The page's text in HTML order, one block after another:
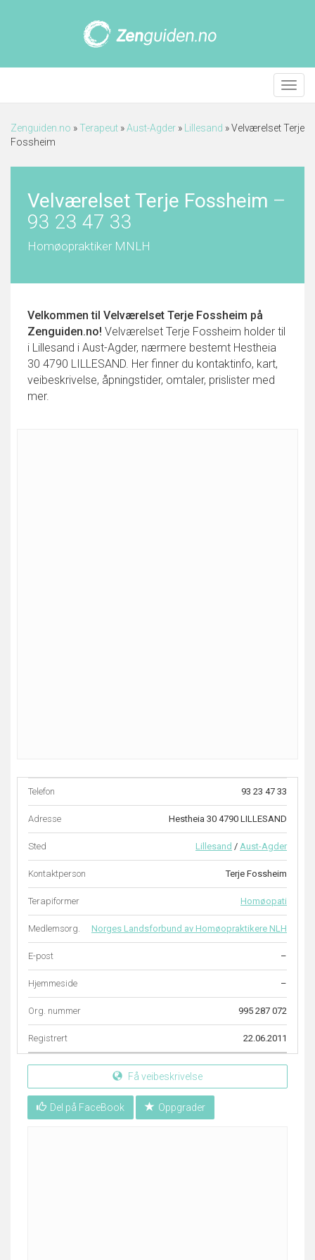
Meny
Zenguiden.no »Terapeut »Aust-Agder » Lillesand »Velværelset Terje
Fossheim
Velværelset Terje Fossheim –
93 23 47 33
Homøopraktiker MNLH
Velkommen til Velværelset Terje Fossheim på
Zenguiden.no! Velværelset Terje Fossheim holder til
i Lillesand i Aust-Agder, nærmere bestemt Hestheia
30 4790 LILLESAND. Her finner du kontaktinfo, kart,
veibeskrivelse, åpningstider, omtaler, prislister med
mer.
Telefon 93 23 47 33
Adresse Hestheia 30 4790 LILLESAND
Sted Lillesand / Aust-Agder
Kontaktperson Terje Fossheim
Terapiformer Homøopati
Medlemsorg. Norges Landsforbund av Homøopraktikere NLH
E-post –
Hjemmeside –
Org. nummer 995 287 072
Registrert 22.06.2011
Få veibeskrivelse
Del på FaceBook Oppgrader